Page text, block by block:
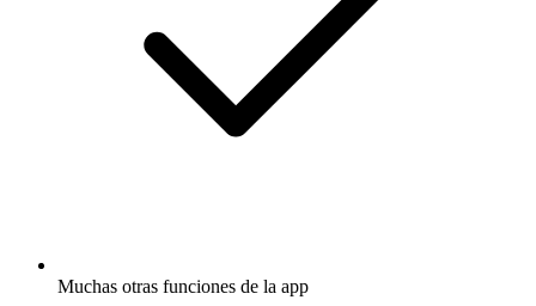
Muchas otras funciones de la app